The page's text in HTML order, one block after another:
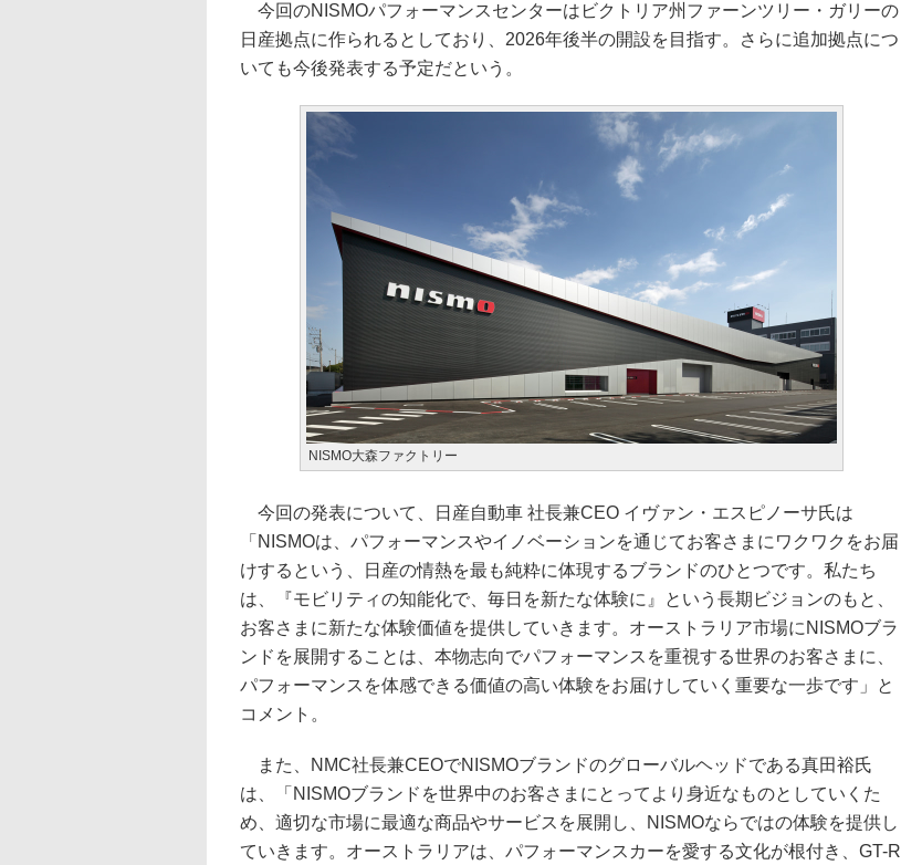
今回のNISMOパフォーマンスセンターはビクトリア州ファーンツリー・ガリーの
日産拠点に作られるとしており、2026年後半の開設を目指す。さらに追加拠点につ
いても今後発表する予定だという。
NISMO大森ファクトリー
今回の発表について、日産自動車 社長兼CEO イヴァン・エスピノーサ氏は
「NISMOは、パフォーマンスやイノベーションを通じてお客さまにワクワクをお届
けするという、日産の情熱を最も純粋に体現するブランドのひとつです。私たち
は、『モビリティの知能化で、毎日を新たな体験に』という長期ビジョンのもと、
お客さまに新たな体験価値を提供していきます。オーストラリア市場にNISMOブラ
ンドを展開することは、本物志向でパフォーマンスを重視する世界のお客さまに、
パフォーマンスを体感できる価値の高い体験をお届けしていく重要な一歩です」と
コメント。
また、NMC社長兼CEOでNISMOブランドのグローバルヘッドである真田裕氏
は、「NISMOブランドを世界中のお客さまにとってより身近なものとしていくた
め、適切な市場に最適な商品やサービスを展開し、NISMOならではの体験を提供し
ていきます。オーストラリアは、パフォーマンスカーを愛する文化が根付き、GT-R